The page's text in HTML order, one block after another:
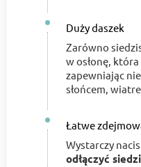
Duży daszek
Zarówno
w osłonę, która
zapewniając
słońcem,
Łatwe
Wystarczy
odłączyć